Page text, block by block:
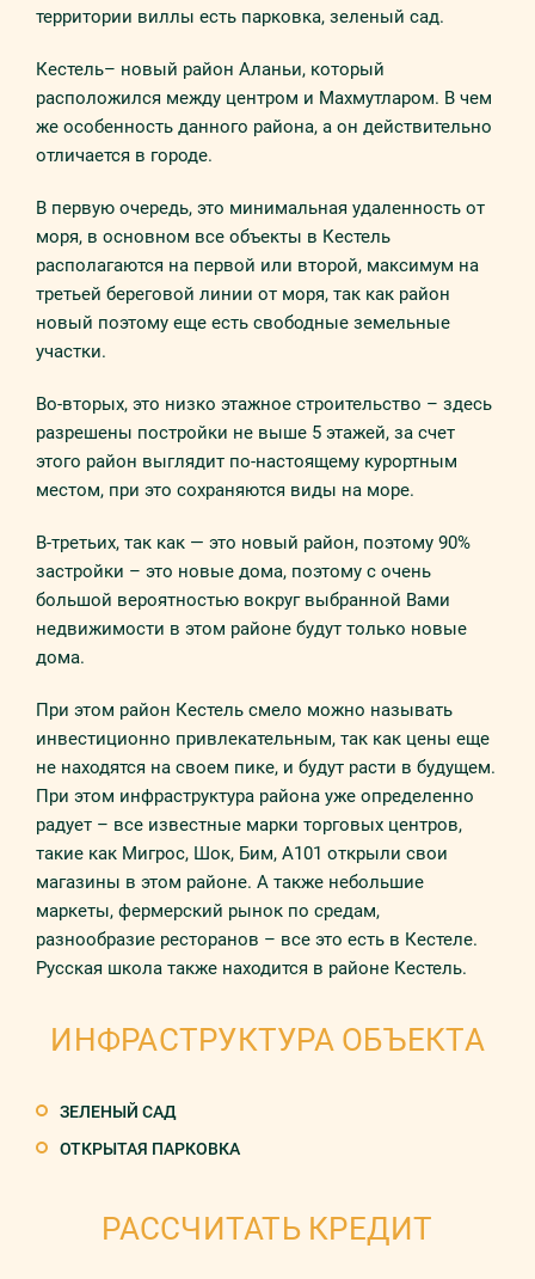
территории виллы есть парковка, зеленый сад.
Кестель– новый район Аланьи, который
расположился между центром и Махмутларом. В чем
же особенность данного района, а он действительно
отличается в городе.
В первую очередь, это минимальная удаленность от
моря, в основном все объекты в Кестель
располагаются на первой или второй, максимум на
третьей береговой линии от моря, так как район
новый поэтому еще есть свободные земельные
участки.
Во-вторых, это низко этажное строительство – здесь
разрешены постройки не выше 5 этажей, за счет
этого район выглядит по-настоящему курортным
местом, при это сохраняются виды на море.
В-третьих, так как — это новый район, поэтому 90%
застройки – это новые дома, поэтому с очень
большой вероятностью вокруг выбранной Вами
недвижимости в этом районе будут только новые
дома.
При этом район Кестель смело можно называть
инвестиционно привлекательным, так как цены еще
не находятся на своем пике, и будут расти в будущем.
При этом инфраструктура района уже определенно
радует – все известные марки торговых центров,
такие как Мигрос, Шок, Бим, А101 открыли свои
магазины в этом районе. А также небольшие
маркеты, фермерский рынок по средам,
разнообразие ресторанов – все это есть в Кестеле.
Русская школа также находится в районе Кестель.
ИНФРАСТРУКТУРА ОБЪЕКТА
ЗЕЛЕНЫЙ САД
ОТКРЫТАЯ ПАРКОВКА
РАССЧИТАТЬ КРЕДИТ